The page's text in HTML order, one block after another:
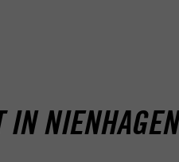
IN NIENHAGEN